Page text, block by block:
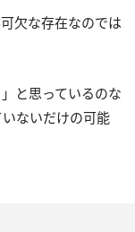
欠な存在なのでは
と思っているのな
ないだけの可能